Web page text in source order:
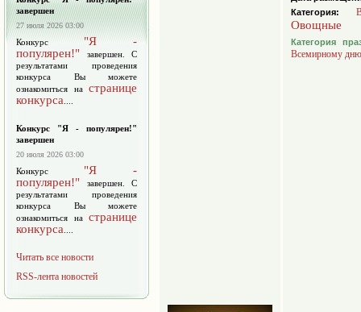
завершен
27 июля 2026 03:00
Конкурс "Я -
популярен!" завершен. С
результатами проведения
конкурса Вы можете
ознакомиться на странице
конкурса
Конкурс "Я - популярен!"
завершен
20 июля 2026 03:00
Конкурс "Я -
популярен!" завершен. С
результатами проведения
конкурса Вы можете
ознакомиться на странице
конкурса
Читать все новости
RSS-лента новостей
Категория:
Овощные
Категория
Всемирному